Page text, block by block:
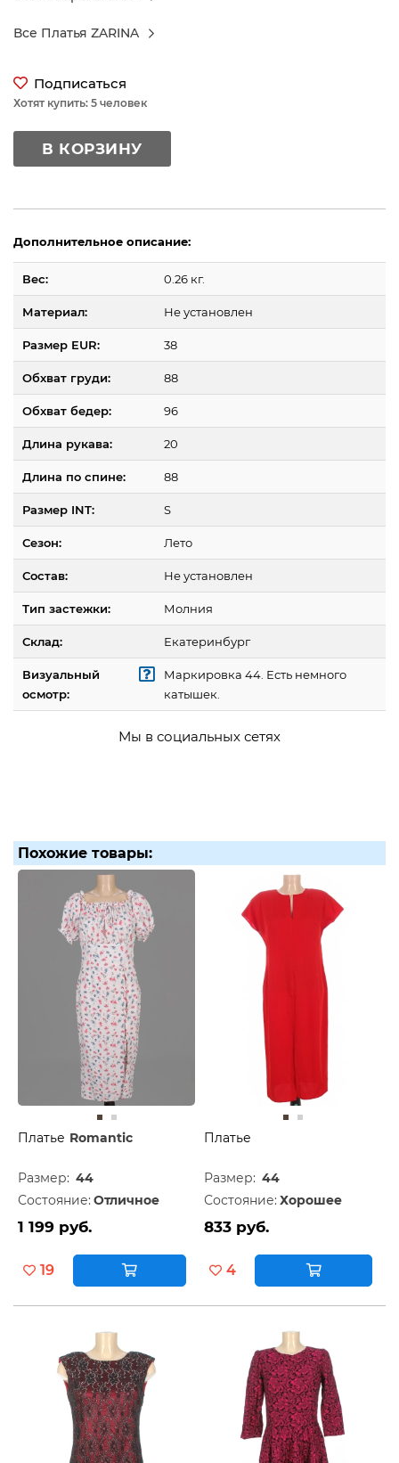
Все Платья ZARINA
Подписаться
Хотят купить: 5 человек
В КОРЗИНУ
Дополнительное описание:
Вес: 0.26 кг.
Материал: Не установлен
Размер EUR: 38
Обхват груди: 88
Обхват бедер: 96
Длина рукава: 20
Длина по спине: 88
Размер INT: S
Сезон: Лето
Состав: Не установлен
Тип застежки: Молния
Склад: Екатеринбург
Визуальный
осмотр:
Маркировка 44. Есть немного
катышек.
Мы в социальных сетях
Похожие товары:
Платье Romantic
Размер: 44
Состояние: Отличное
1 199 руб.
19
Платье
Размер: 44
Состояние: Хорошее
833 руб.
4